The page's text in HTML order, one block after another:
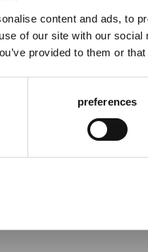
content and ads, to
of our site with our
provided to them or
preferences
KIES ZELF EEN PLAATS
drinken
Ben je Vriend van
Log in vóórdat je het